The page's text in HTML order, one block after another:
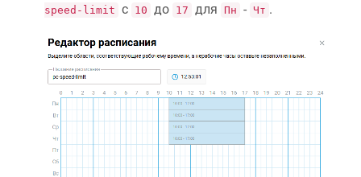
speed-limit с 10 до 17 для Пн - Чт .